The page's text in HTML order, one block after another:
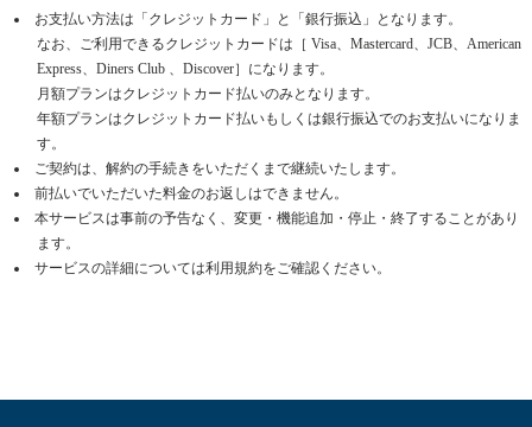
お支払い方法は「クレジットカード」と「銀行振込」となります。
なお、ご利用できるクレジットカードは［ Visa、Mastercard、JCB、American
Express、Diners Club 、Discover］になります。
月額プランはクレジットカード払いのみとなります。
年額プランはクレジットカード払いもしくは銀行振込でのお支払いになりま
す。
ご契約は、解約の手続きをいただくまで継続いたします。
前払いでいただいた料金のお返しはできません。
本サービスは事前の予告なく、変更・機能追加・停止・終了することがあり
ます。
サービスの詳細については利用規約をご確認ください。